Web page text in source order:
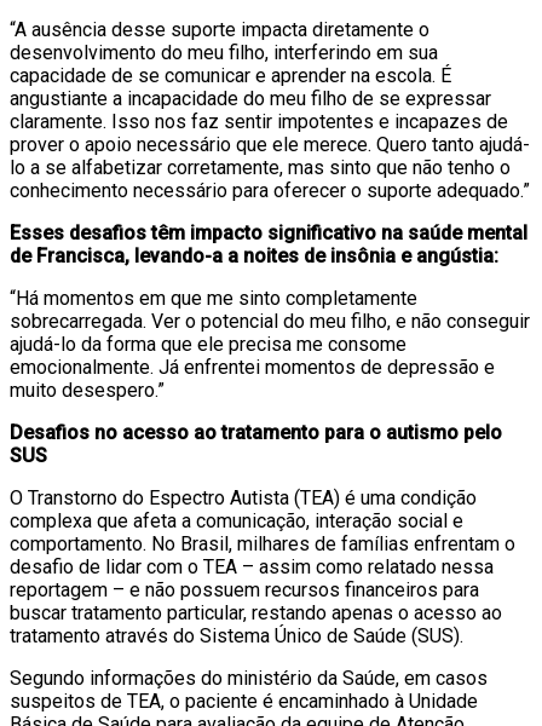
“A ausência desse suporte impacta diretamente o
desenvolvimento do meu filho, interferindo em sua
capacidade de se comunicar e aprender na escola. É
angustiante a incapacidade do meu filho de se expressar
claramente. Isso nos faz sentir impotentes e incapazes de
prover o apoio necessário que ele merece. Quero tanto ajudá-
lo a se alfabetizar corretamente, mas sinto que não tenho o
conhecimento necessário para oferecer o suporte adequado.”
Esses desafios têm impacto significativo na saúde mental
de Francisca, levando-a a noites de insônia e angústia:
“Há momentos em que me sinto completamente
sobrecarregada. Ver o potencial do meu filho, e não conseguir
ajudá-lo da forma que ele precisa me consome
emocionalmente. Já enfrentei momentos de depressão e
muito desespero.”
Desafios no acesso ao tratamento para o autismo pelo
SUS
O Transtorno do Espectro Autista (TEA) é uma condição
complexa que afeta a comunicação, interação social e
comportamento. No Brasil, milhares de famílias enfrentam o
desafio de lidar com o TEA – assim como relatado nessa
reportagem – e não possuem recursos financeiros para
buscar tratamento particular, restando apenas o acesso ao
tratamento através do Sistema Único de Saúde (SUS).
Segundo informações do ministério da Saúde, em casos
suspeitos de TEA, o paciente é encaminhado à Unidade